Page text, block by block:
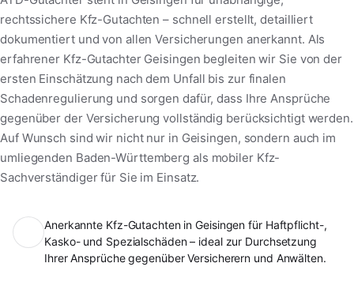
rechtssichere Kfz-Gutachten – schnell erstellt, detailliert
dokumentiert und von allen Versicherungen anerkannt. Als
erfahrener Kfz-Gutachter Geisingen begleiten wir Sie von der
ersten Einschätzung nach dem Unfall bis zur finalen
Schadenregulierung und sorgen dafür, dass Ihre Ansprüche
gegenüber der Versicherung vollständig berücksichtigt werden.
Auf Wunsch sind wir nicht nur in Geisingen, sondern auch im
umliegenden Baden-Württemberg als mobiler Kfz-
Sachverständiger für Sie im Einsatz.
Anerkannte Kfz-Gutachten in Geisingen für Haftpflicht-,
Kasko- und Spezialschäden – ideal zur Durchsetzung
Ihrer Ansprüche gegenüber Versicherern und Anwälten.